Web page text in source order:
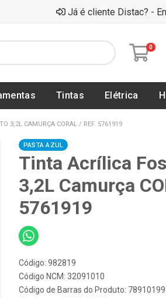
Já é cliente Distac? -
0
Tintas Elétrica
3,2L CAMURÇA CORAL / REF. 5761919
PASTA AZUL
Tinta Acrílica
3,2L Camurça
5761919
Código: 982819
Código NCM: 32091010
Código de Barras do Produto: